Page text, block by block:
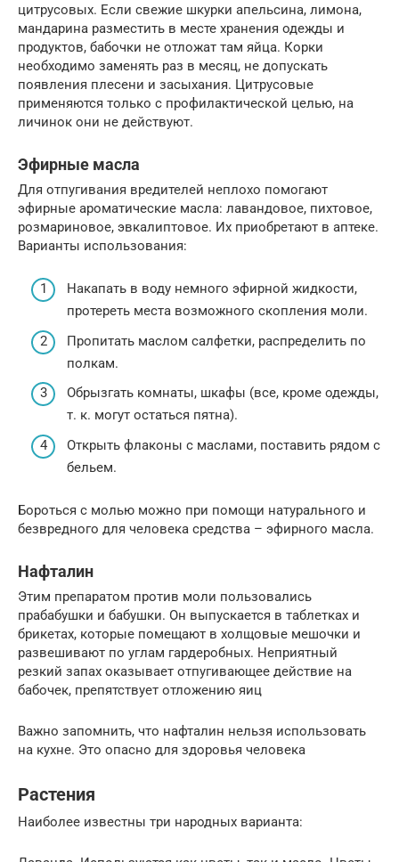
цитрусовых. Если свежие шкурки апельсина, лимона,
мандарина разместить в месте хранения одежды и
продуктов, бабочки не отложат там яйца. Корки
необходимо заменять раз в месяц, не допускать
появления плесени и засыхания. Цитрусовые
применяются только с профилактической целью, на
личинок они не действуют.
Эфирные масла
Для отпугивания вредителей неплохо помогают
эфирные ароматические масла: лавандовое, пихтовое,
розмариновое, эвкалиптовое. Их приобретают в аптеке.
Варианты использования:
Накапать в воду немного эфирной жидкости,
протереть места возможного скопления моли.
Пропитать маслом салфетки, распределить по
полкам.
Обрызгать комнаты, шкафы (все, кроме одежды,
т. к. могут остаться пятна).
Открыть флаконы с маслами, поставить рядом с
бельем.
Бороться с молью можно при помощи натурального и
безвредного для человека средства – эфирного масла.
Нафталин
Этим препаратом против моли пользовались
прабабушки и бабушки. Он выпускается в таблетках и
брикетах, которые помещают в холщовые мешочки и
развешивают по углам гардеробных. Неприятный
резкий запах оказывает отпугивающее действие на
бабочек, препятствует отложению яиц
Важно запомнить, что нафталин нельзя использовать
на кухне. Это опасно для здоровья человека
Растения
Наиболее известны три народных варианта: